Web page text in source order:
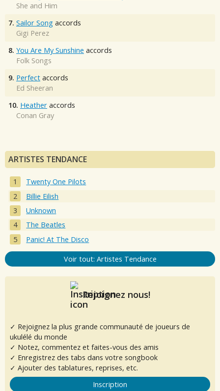
She and Him
7. Sailor Song accords
Gigi Perez
8. You Are My Sunshine accords
Folk Songs
9. Perfect accords
Ed Sheeran
10. Heather accords
Conan Gray
ARTISTES TENDANCE
Twenty One Pilots
Billie Eilish
Unknown
The Beatles
Panic! At The Disco
Voir tout: Artistes Tendance
Rejoignez nous!
✓ Rejoignez la plus grande communauté de joueurs de
ukulélé du monde
✓ Notez, commentez et faites-vous des amis
✓ Enregistrez des tabs dans votre songbook
✓ Ajouter des tablatures, reprises, etc.
Inscription